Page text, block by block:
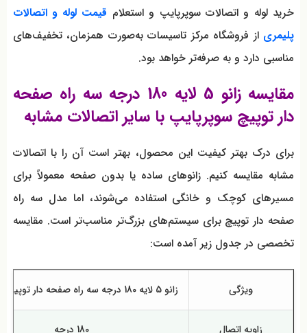
خرید لوله و اتصالات سوپرپایپ و استعلام قیمت لوله و اتصالات
پلیمری از فروشگاه مرکز تاسیسات به‌صورت همزمان، تخفیف‌های
مناسبی دارد و به صرفه‌تر خواهد بود.
مقایسه زانو 5 لایه 180 درجه سه راه صفحه
دار توپیچ سوپرپایپ با سایر اتصالات مشابه
برای درک بهتر کیفیت این محصول، بهتر است آن را با اتصالات
مشابه مقایسه کنیم. زانوهای ساده یا بدون صفحه معمولاً برای
مسیرهای کوچک و خانگی استفاده می‌شوند، اما مدل سه راه
صفحه دار توپیچ برای سیستم‌های بزرگ‌تر مناسب‌تر است. مقایسه
تخصصی در جدول زیر آمده است:
ویژگی زانو 5 لایه 180 درجه سه راه صفحه دار توپیچ سوپرپایپ
زاویه اتصال 180 درجه